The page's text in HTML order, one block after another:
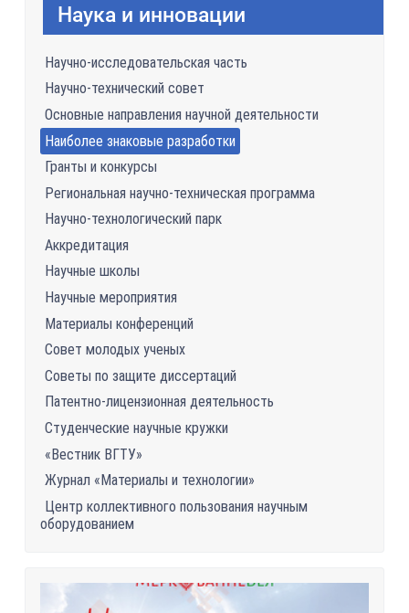
Наука и инновации
Научно-исследовательская часть
Научно-технический совет
Основные направления научной деятельности
Наиболее знаковые разработки
Гранты и конкурсы
Региональная научно-техническая программа
Научно-технологический парк
Аккредитация
Научные школы
Научные мероприятия
Материалы конференций
Совет молодых ученых
Советы по защите диссертаций
Патентно-лицензионная деятельность
Студенческие научные кружки
«Вестник ВГТУ»
Журнал «Материалы и технологии»
Центр коллективного пользования научным
оборудованием